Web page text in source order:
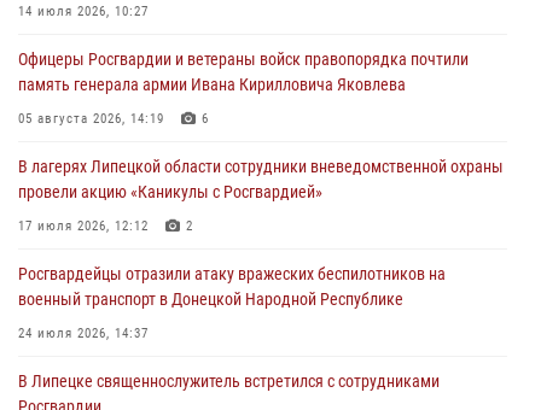
03 августа 2026, 13:41
Росгвардия противодействует БПЛА ВСУ на южном направлении
(видео)
03 августа 2026, 13:39
Росгвардия обеспечила охрану порядка во время проведения
фестивалей в Липецке
03 августа 2026, 13:17
14 июля 2026, 10:27
Офицеры Росгвардии и ветераны войск правопорядка почтили
память генерала армии Ивана Кирилловича Яковлева
05 августа 2026, 14:19 6
В лагерях Липецкой области сотрудники вневедомственной охраны
провели акцию «Каникулы с Росгвардией»
17 июля 2026, 12:12 2
Росгвардейцы отразили атаку вражеских беспилотников на
военный транспорт в Донецкой Народной Республике
24 июля 2026, 14:37
В Липецке священнослужитель встретился с сотрудниками